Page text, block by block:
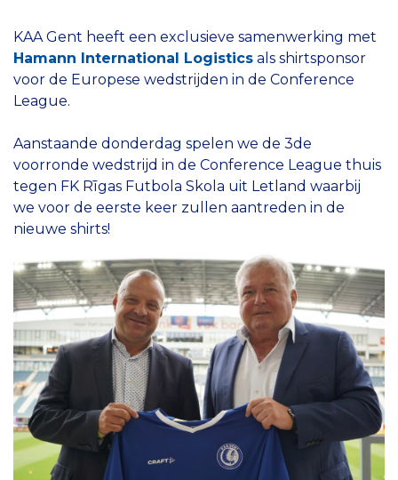
KAA Gent heeft een exclusieve samenwerking met
Hamann International Logistics als shirtsponsor
voor de Europese wedstrijden in de Conference
League.
Aanstaande donderdag spelen we de 3de
voorronde wedstrijd in de Conference League thuis
tegen FK Rīgas Futbola Skola uit Letland waarbij
we voor de eerste keer zullen aantreden in de
nieuwe shirts!